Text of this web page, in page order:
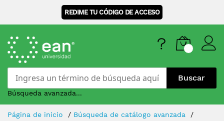
REDIME TU CÓDIGO DE ACCESO
Buscar
Búsqueda avanzada...
Skip
Página de inicio
Búsqueda de catálogo avanzada